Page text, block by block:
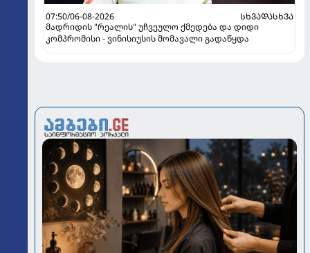
07:50/06-08-2026
ᲡᲮᲕᲐᲓᲐᲡᲮᲕᲐ
მადრიდის "რეალის" უჩვეულო ქმედება და დიდი
კომპრომისი - ვინისიუსის მომავალი გადაწყდა